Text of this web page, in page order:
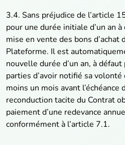
3.4. Sans préjudice de l’article
pour une durée initiale d’un an
mise en vente des bons d’achat
Plateforme. Il est
nouvelle durée d’un an, à défaut
parties d’avoir notifié sa volonté
moins un mois avant l’échéance
reconduction tacite du Contrat
paiement d’une redevance
conformément à l’article 7.1.